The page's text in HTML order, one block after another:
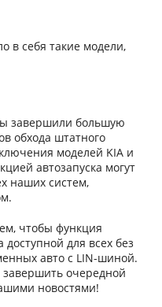
в себя такие модели,
завершили большую
обхода штатного
моделей KIA и
автозапуска могут
наших систем,
чтобы функция
доступной для всех без
авто с LIN-шиной.
очередной
новостями!